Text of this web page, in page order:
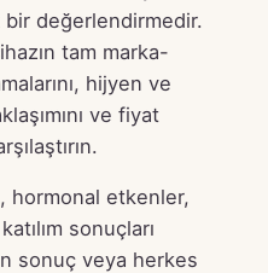
bir değerlendirmedir.
tam marka-
hijyen ve
ve fiyat
hormonal etkenler,
sonuçları
sonuç veya herkes